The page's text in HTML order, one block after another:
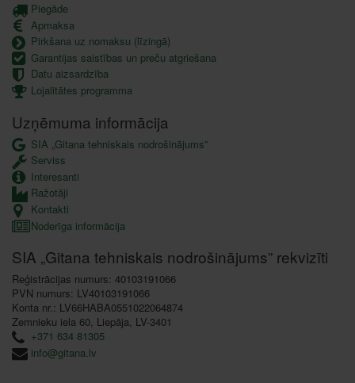
Piegāde
Apmaksa
Pirkšana uz nomaksu (līzingā)
Garantijas saistības un preču atgriešana
Datu aizsardzība
Lojalitātes programma
Uzņēmuma informācija
SIA „Gitana tehniskais nodrošinājums”
Serviss
Interesanti
Ražotāji
Kontakti
Noderīga informācija
SIA „Gitana tehniskais nodrošinājums” rekvizīti
Reģistrācijas numurs: 40103191066
PVN numurs: LV40103191066
Konta nr.: LV66HABA0551022064874
Zemnieku iela 60, Liepāja, LV-3401
+371 634 81305
info@gitana.lv